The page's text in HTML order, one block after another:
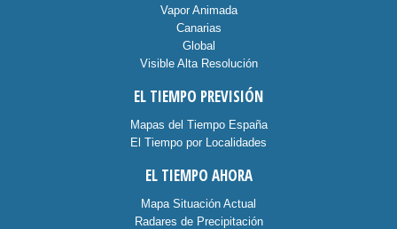
Vapor Animada
Canarias
Global
Visible Alta Resolución
EL TIEMPO PREVISIÓN
Mapas del Tiempo España
El Tiempo por Localidades
EL TIEMPO AHORA
Mapa Situación Actual
Radares de Precipitación